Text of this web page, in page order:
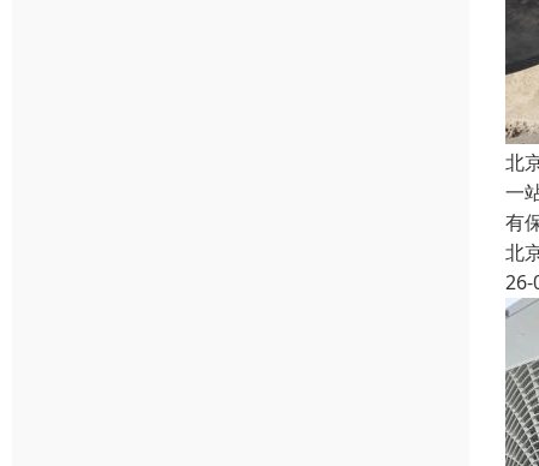
北
一
有
北
26-